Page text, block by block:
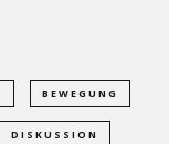
BEWEGUNG
DISKUSSION